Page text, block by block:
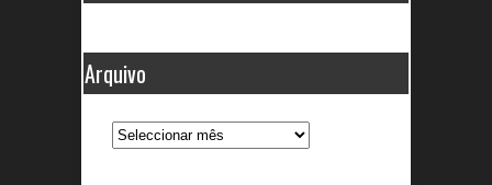
Arquivo
Arquivo